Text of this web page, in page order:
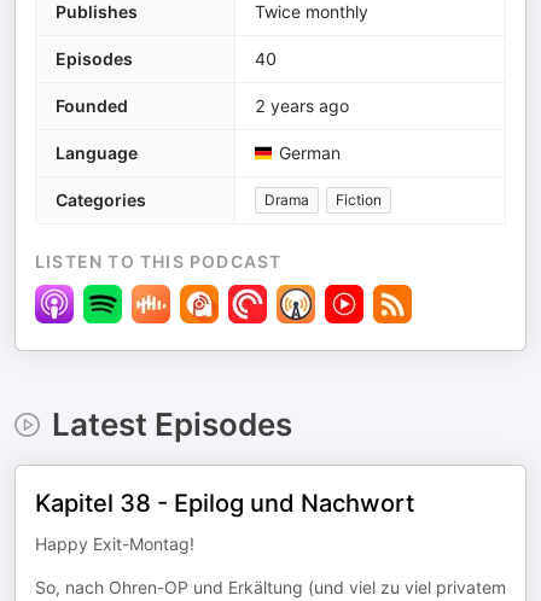
Publishes Twice monthly
Episodes 40
Founded 2 years ago
Language German
Categories Drama Fiction
LISTEN TO THIS PODCAST
Latest Episodes
Kapitel 38 - Epilog und Nachwort
Happy Exit-Montag!
So, nach Ohren-OP und Erkältung (und viel zu viel privatem